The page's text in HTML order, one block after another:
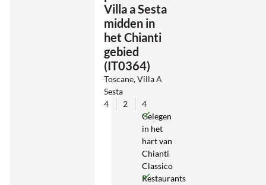
Villa a Sesta
midden in
het Chianti
gebied
(IT0364)
Toscane, Villa A
Sesta
4
2
4
Gelegen
in het
hart van
Chianti
Classico
Restaurants